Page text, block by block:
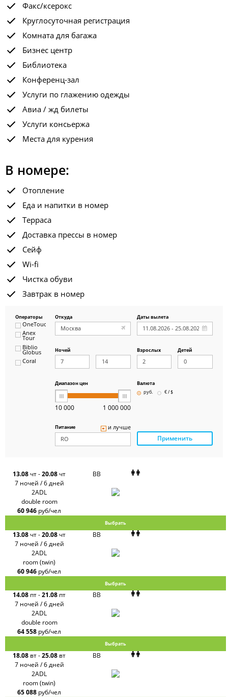
Факс/ксерокс
Круглосуточная регистрация
Комната для багажа
Бизнес центр
Библиотека
Конференц-зал
Услуги по глажению одежды
Авиа / жд билеты
Услуги консьержа
Места для курения
В номере:
Отопление
Еда и напитки в номер
Терраса
Доставка прессы в номер
Сейф
Wi-fi
Чистка обуви
Завтрак в номер
Операторы
OneTouch&Travel
Anex
Tour
Biblio
Globus
Coral
Alean
Sunmar
PlanTravel
FUN&SUN
ex TUI
Крымская
Волна
Russian
Интурист
Travelata
Откуда Даты вылета
Ночей Взрослых Детей
Диапазон цен
10 000 1 000 000
Валюта
руб.
€ / $
Питание и лучше
Применить
13.08 чт-20.08 чт
7 ночей / 6 дней
BB
2ADL
double room
60 946 руб/чел
Выбрать
13.08 чт-20.08 чт
7 ночей / 6 дней
BB
2ADL
room (twin)
60 946 руб/чел
Выбрать
14.08 пт-21.08 пт
7 ночей / 6 дней
BB
2ADL
double room
64 558 руб/чел
Выбрать
18.08 вт-25.08 вт
7 ночей / 6 дней
BB
2ADL
room (twin)
65 088 руб/чел